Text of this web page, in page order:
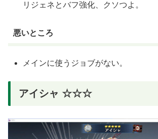
リジェネとバフ強化、クソつよ。
悪いところ
メインに使うジョブがない。
アイシャ ☆☆☆